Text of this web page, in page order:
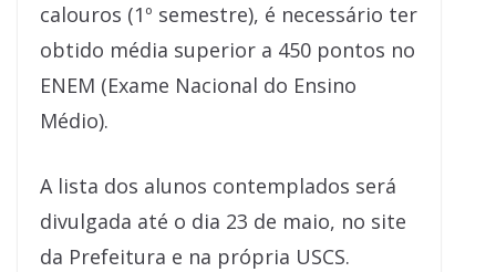
calouros (1º semestre), é necessário ter
obtido média superior a 450 pontos no
ENEM (Exame Nacional do Ensino
Médio).
A lista dos alunos contemplados será
divulgada até o dia 23 de maio, no site
da Prefeitura e na própria USCS.